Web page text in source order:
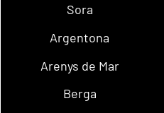
Sora
Argentona
Arenys de Mar
Berga